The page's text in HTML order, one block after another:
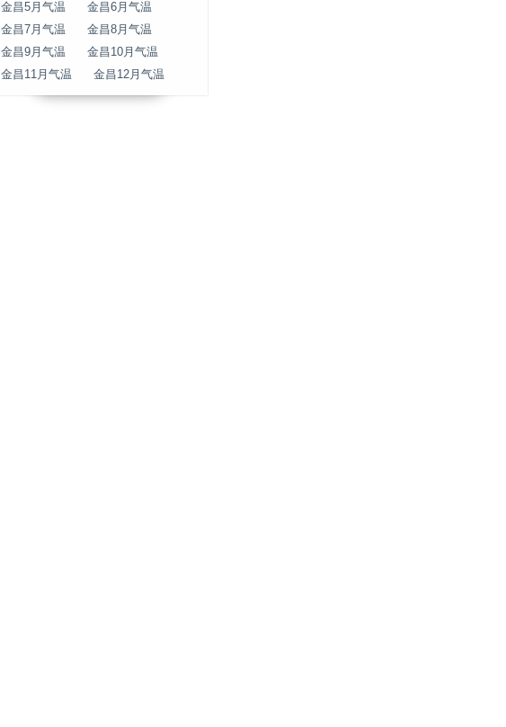
金昌5月气温
金昌6月气温
金昌7月气温
金昌8月气温
金昌9月气温
金昌10月气温
金昌11月气温
金昌12月气温